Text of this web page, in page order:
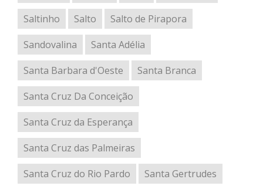
Saltinho
Salto
Salto de Pirapora
Sandovalina
Santa Adélia
Santa Barbara d'Oeste
Santa Branca
Santa Cruz Da Conceição
Santa Cruz da Esperança
Santa Cruz das Palmeiras
Santa Cruz do Rio Pardo
Santa Gertrudes